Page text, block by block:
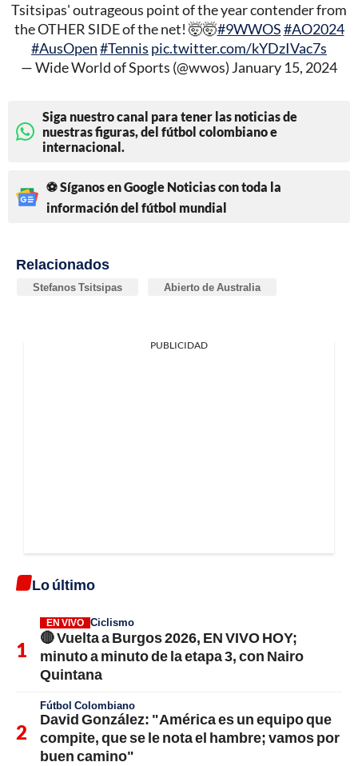
Tsitsipas' outrageous point of the year contender from
the OTHER SIDE of the net! 🤯🤯#9WWOS#AO2024
#AusOpen#Tennis pic.twitter.com/kYDzIVac7s
— Wide World of Sports (@wwos) January 15, 2024
Siga nuestro canal para tener las noticias de
nuestras figuras, del fútbol colombiano e
internacional.
⚽ Síganos en Google Noticias con toda la
información del fútbol mundial
Relacionados
Stefanos Tsitsipas Abierto de Australia
PUBLICIDAD
Lo último
EN VIVO Ciclismo
🔴 Vuelta a Burgos 2026, EN VIVO HOY;
minuto a minuto de la etapa 3, con Nairo
Quintana
Fútbol Colombiano
David González: "América es un equipo que
compite, que se le nota el hambre; vamos por
buen camino"